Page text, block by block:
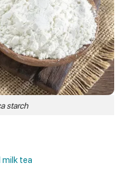
starch
tea